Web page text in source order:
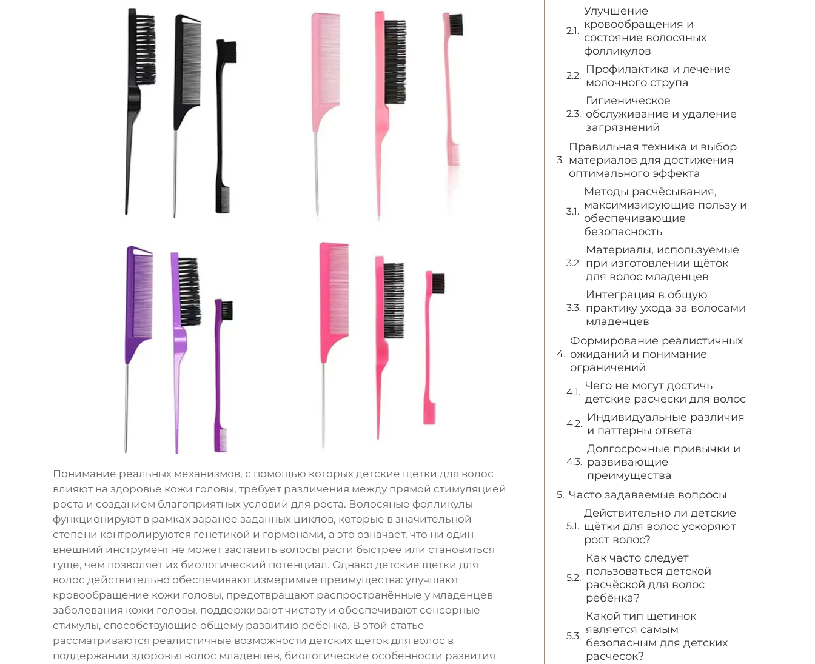
Понимание реальных механизмов, с помощью которых детские щетки для волос
влияют на здоровье кожи головы, требует различения между прямой стимуляцией
роста и созданием благоприятных условий для роста. Волосяные фолликулы
функционируют в рамках заранее заданных циклов, которые в значительной
степени контролируются генетикой и гормонами, а это означает, что ни один
внешний инструмент не может заставить волосы расти быстрее или становиться
гуще, чем позволяет их биологический потенциал. Однако детские щетки для
волос действительно обеспечивают измеримые преимущества: улучшают
кровообращение кожи головы, предотвращают распространённые у младенцев
заболевания кожи головы, поддерживают чистоту и обеспечивают сенсорные
стимулы, способствующие общему развитию ребёнка. В этой статье
рассматриваются реалистичные возможности детских щеток для волос в
поддержании здоровья волос младенцев, биологические особенности развития
Улучшение
кровообращения и
состояние волосяных
фолликулов
Профилактика и лечение
молочного струпа
Гигиеническое
обслуживание и удаление
загрязнений
Правильная техника и выбор
материалов для достижения
оптимального эффекта
Методы расчёсывания,
максимизирующие пользу и
обеспечивающие
безопасность
Материалы, используемые
при изготовлении щёток
для волос младенцев
Интеграция в общую
практику ухода за волосами
младенцев
Формирование реалистичных
ожиданий и понимание
ограничений
Чего не могут достичь
детские расчески для волос
Индивидуальные различия
и паттерны ответа
Долгосрочные привычки и
развивающие
преимущества
Часто задаваемые вопросы
Действительно ли детские
щётки для волос ускоряют
рост волос?
Как часто следует
пользоваться детской
расчёской для волос
ребёнка?
Какой тип щетинок
является самым
безопасным для детских
расчесок?